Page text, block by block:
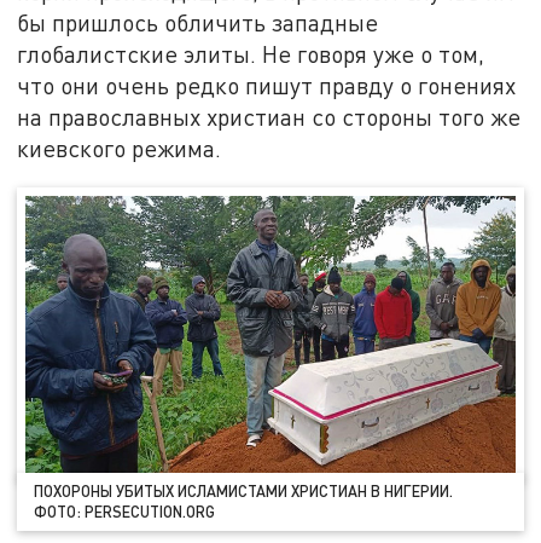
бы пришлось обличить западные
глобалистские элиты. Не говоря уже о том,
что они очень редко пишут правду о гонениях
на православных христиан со стороны того же
киевского режима.
ПОХОРОНЫ УБИТЫХ ИСЛАМИСТАМИ ХРИСТИАН В НИГЕРИИ.
ФОТО: PERSECUTION.ORG